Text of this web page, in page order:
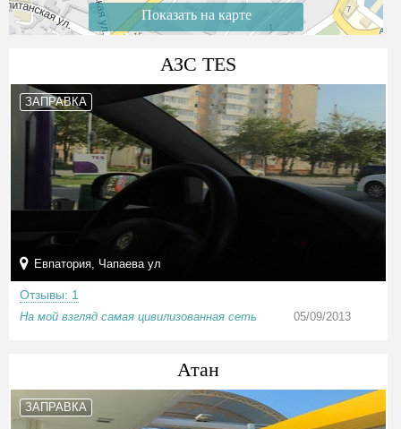
Показать на карте
АЗС TES
ЗАПРАВКА
Евпатория, Чапаева ул
Отзывы: 1
На мой взгляд самая цивилизованная сеть 05/09/2013
Атан
ЗАПРАВКА